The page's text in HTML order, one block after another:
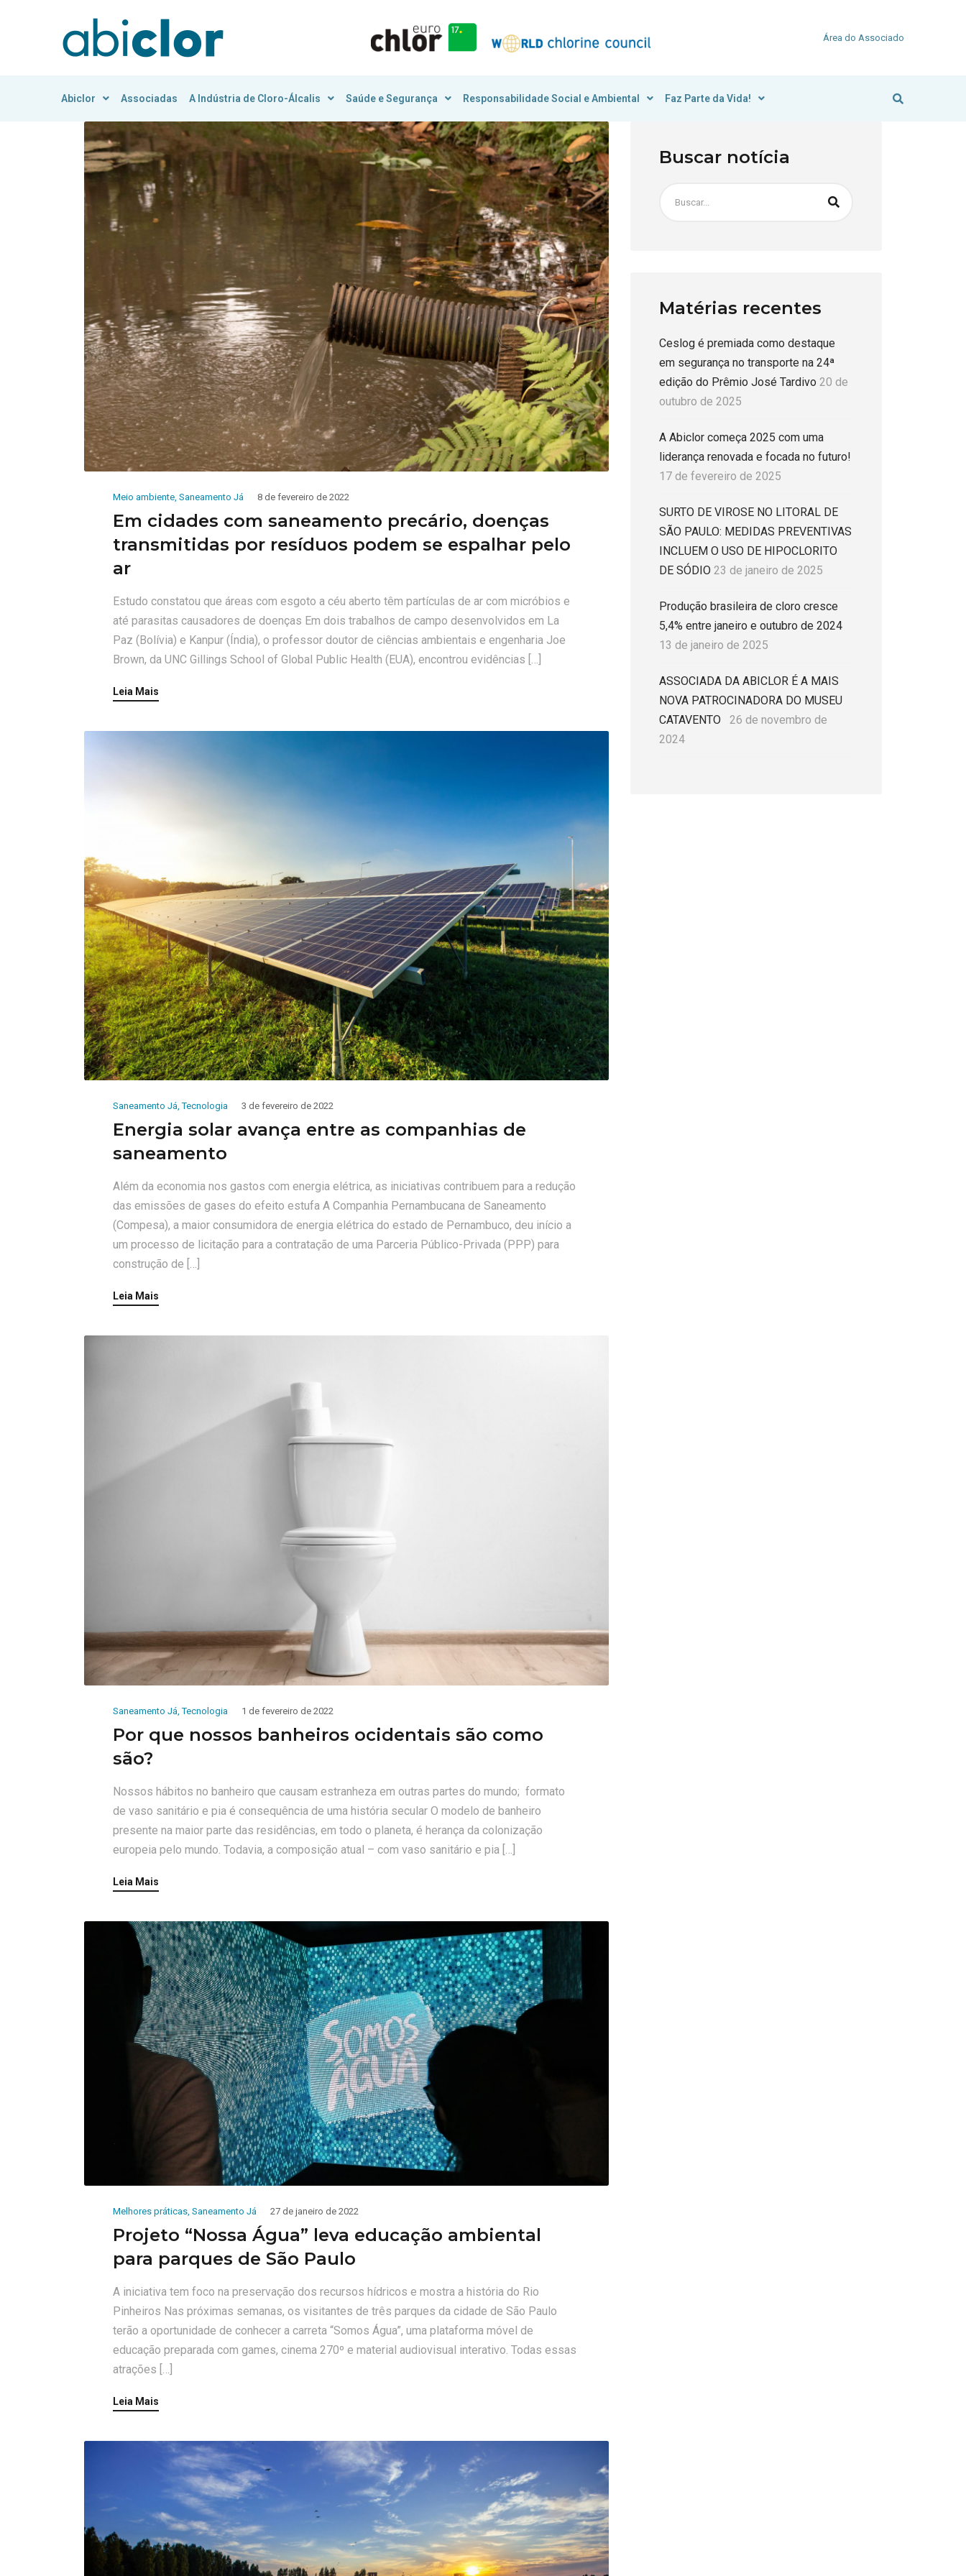
Área do Associado
Abiclor Associadas A Indústria de Cloro-Álcalis Saúde e Segurança Responsabilidade Social e Ambiental Faz Parte da Vida!
Meio ambiente Saneamento Já 8 de fevereiro de 2022
Em cidades com saneamento precário, doenças
transmitidas por resíduos podem se espalhar pelo
ar
Estudo constatou que áreas com esgoto a céu aberto têm partículas de ar com micróbios e
até parasitas causadores de doenças Em dois trabalhos de campo desenvolvidos em La
Paz (Bolívia) e Kanpur (Índia), o professor doutor de ciências ambientais e engenharia Joe
Brown, da UNC Gillings School of Global Public Health (EUA), encontrou evidências […]
Leia Mais
Saneamento Já,Tecnologia 3 de fevereiro de 2022
Energia solar avança entre as companhias de
saneamento
Além da economia nos gastos com energia elétrica, as iniciativas contribuem para a redução
das emissões de gases do efeito estufa A Companhia Pernambucana de Saneamento
(Compesa), a maior consumidora de energia elétrica do estado de Pernambuco, deu início a
um processo de licitação para a contratação de uma Parceria Público-Privada (PPP) para
construção de […]
Leia Mais
Saneamento Já ,Tecnologia 1 de fevereiro de 2022
Por que nossos banheiros ocidentais são como
são?
Nossos hábitos no banheiro que causam estranheza em outras partes do mundo; formato
de vaso sanitário e pia é consequência de uma história secular O modelo de banheiro
presente na maior parte das residências, em todo o planeta, é herança da colonização
europeia pelo mundo. Todavia, a composição atual – com vaso sanitário e pia […]
Leia Mais
Melhores práticas Saneamento Já 27 de janeiro de 2022
Projeto “Nossa Água” leva educação ambiental
para parques de São Paulo
A iniciativa tem foco na preservação dos recursos hídricos e mostra a história do Rio
Pinheiros Nas próximas semanas, os visitantes de três parques da cidade de São Paulo
terão a oportunidade de conhecer a carreta “Somos Água”, uma plataforma móvel de
educação preparada com games, cinema 270º e material audiovisual interativo. Todas essas
atrações […]
Leia Mais
Buscar notícia
Matérias recentes
Ceslog é premiada como destaque
em segurança no transporte na 24ª
edição do Prêmio José Tardivo 20 de
outubro de 2025
A Abiclor começa 2025 com uma
liderança renovada e focada no futuro!
17 de fevereiro de 2025
SURTO DE VIROSE NO LITORAL DE
SÃO PAULO: MEDIDAS PREVENTIVAS
INCLUEM O USO DE HIPOCLORITO
DE SÓDIO 23 de janeiro de 2025
Produção brasileira de cloro cresce
5,4% entre janeiro e outubro de 2024
13 de janeiro de 2025
ASSOCIADA DA ABICLOR É A MAIS
NOVA PATROCINADORA DO MUSEU
CATAVENTO
26 de novembro de
2024